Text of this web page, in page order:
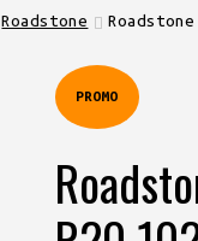
Roadstone
PROMO